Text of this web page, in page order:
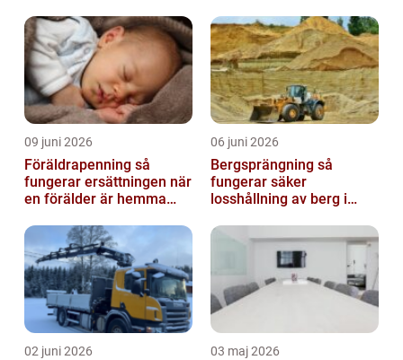
09 juni 2026
Föräldrapenning så
fungerar ersättningen när
en förälder är hemma
06 juni 2026
Bergsprängning så
fungerar säker
losshållning av berg i
02 juni 2026 03 maj 2026